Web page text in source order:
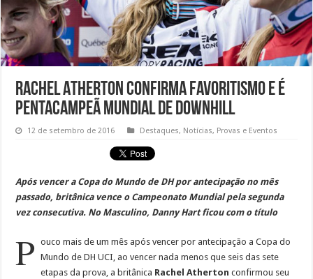
Rachel Atherton confirma favoritismo e é
pentacampeã mundial de Downhill
12 de setembro de 2016 Destaques, Notícias, Provas e Eventos
Após vencer a Copa do Mundo de DH por antecipação no mês
passado, britânica vence o Campeonato Mundial pela segunda
vez consecutiva. No Masculino, Danny Hart ficou com o título
P
ouco mais de um mês após vencer por antecipação a Copa do
Mundo de DH UCI, ao vencer nada menos que seis das sete
etapas da prova, a britânica Rachel Atherton confirmou seu